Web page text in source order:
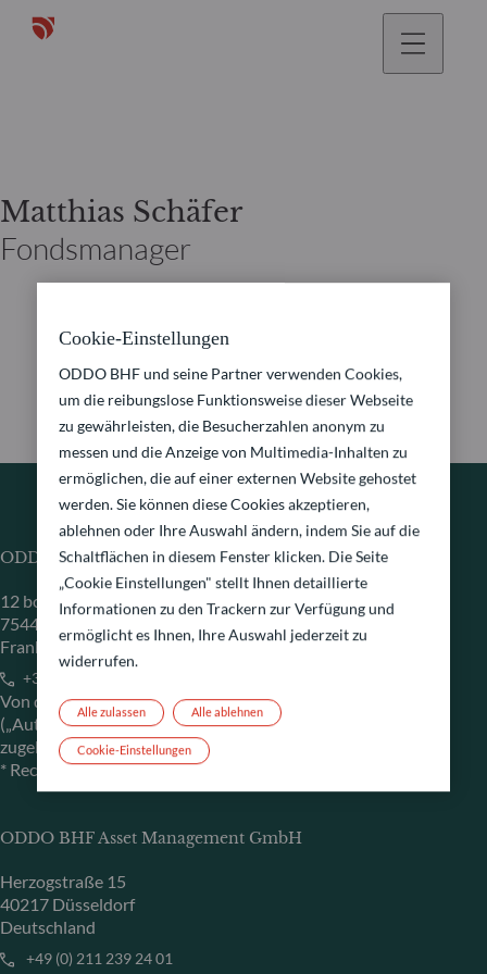
Matthias Schäfer
Fondsmanager
ODDO BHF Asset Management SAS*
12 boulevard de la Madeleine
75440 Paris Cedex 09
Frankreich
+33 1 44 51 80 28
Von der französischen Finanzmarktaufsichtsbehörde
(„Autorité des Marchés Financiers“) unter der Nr. GP 99011
zugelassene Fondsverwaltungsgesellschaft
* Rechtlich verantwortlich für die Inhalte der Internetseite
ODDO BHF Asset Management GmbH
Herzogstraße 15
40217 Düsseldorf
Deutschland
+49 (0) 211 239 24 01
Cookie-Einstellungen
ODDO BHF und seine Partner verwenden Cookies,
um die reibungslose Funktionsweise dieser Webseite
zu gewährleisten, die Besucherzahlen anonym zu
messen und die Anzeige von Multimedia-Inhalten zu
ermöglichen, die auf einer externen Website gehostet
werden. Sie können diese Cookies akzeptieren,
ablehnen oder Ihre Auswahl ändern, indem Sie auf die
Schaltflächen in diesem Fenster klicken. Die Seite
„Cookie Einstellungen" stellt Ihnen detaillierte
Informationen zu den Trackern zur Verfügung und
ermöglicht es Ihnen, Ihre Auswahl jederzeit zu
widerrufen.
Alle ablehnen
Alle zulassen
Cookie-Einstellungen